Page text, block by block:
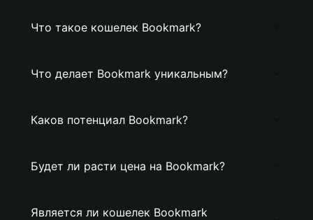
Что такое кошелек Bookmark?
Что делает Bookmark уникальным?
Каков потенциал Bookmark?
Будет ли расти цена на Bookmark?
Является ли кошелек Bookmark